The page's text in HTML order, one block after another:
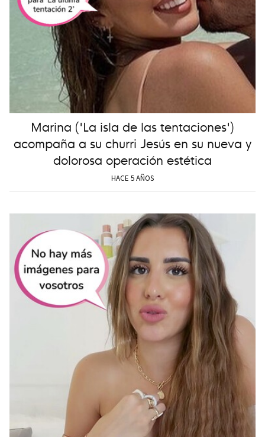
Marina ('La isla de las tentaciones')
acompaña a su churri Jesús en su nueva y
dolorosa operación estética
HACE 5 AÑOS